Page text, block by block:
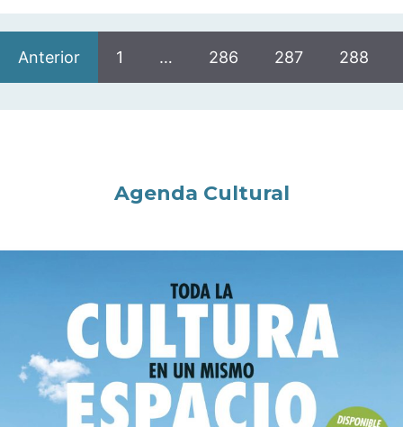
Anterior 1 … 286 287 288
Agenda Cultural